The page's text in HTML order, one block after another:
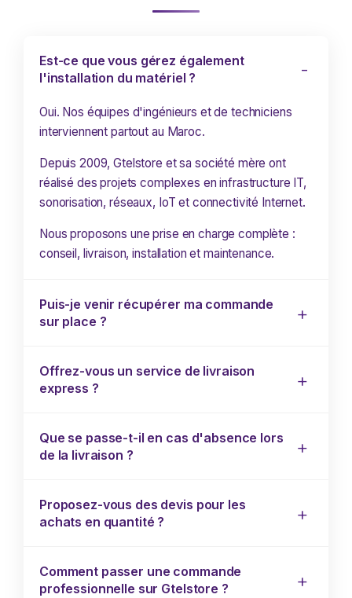
Est-ce que vous gérez également
l'installation du matériel ?
Oui. Nos équipes d'ingénieurs et de techniciens
interviennent partout au Maroc.
Depuis 2009, Gtelstore et sa société mère ont
réalisé des projets complexes en infrastructure IT,
sonorisation, réseaux, IoT et connectivité Internet.
Nous proposons une prise en charge complète :
conseil, livraison, installation et maintenance.
Puis-je venir récupérer ma commande
sur place ?
Offrez-vous un service de livraison
express ?
Que se passe-t-il en cas d'absence lors
de la livraison ?
Proposez-vous des devis pour les
achats en quantité ?
Comment passer une commande
professionnelle sur Gtelstore ?